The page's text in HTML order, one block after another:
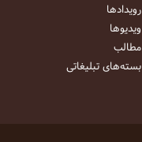
رویداد‌ها
ویدیو‌ها
مطالب
بسته‌های تبلیغاتی